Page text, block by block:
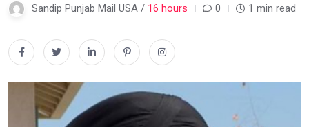
Sandip Punjab Mail USA / 16 hours 0 1 min read